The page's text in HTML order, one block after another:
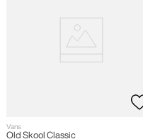
Vans
Old Skool Classic